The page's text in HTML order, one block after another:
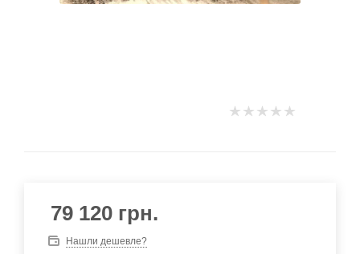
79 120 грн.
Нашли дешевле?